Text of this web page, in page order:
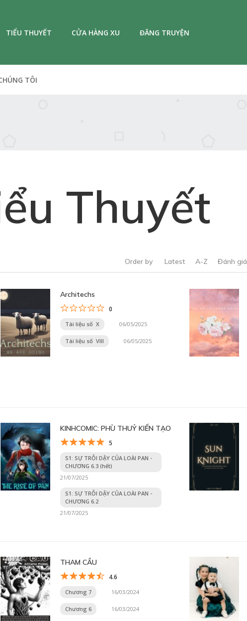
TIỂU THUYẾT CỬA HÀNG XU ĐĂNG TRUYỆN
TÔI
Thuyết
Order by Latest A-Z Đánh giá
Architechs
0
Tài liệu số X 06/05/2025
Tài liệu số VIII 06/05/2025
KINHCOMIC: PHÙ THUỶ KIẾN TẠO
5
S1: SỰ TRỖI DẬY CỦA LOÀI PAN -
CHƯƠNG 6.3 (hết)
21/07/2025
S1: SỰ TRỖI DẬY CỦA LOÀI PAN -
CHƯƠNG 6.2
21/07/2025
THAM CẦU
4.6
Chương 7 16/03/2024
Chương 6 16/03/2024